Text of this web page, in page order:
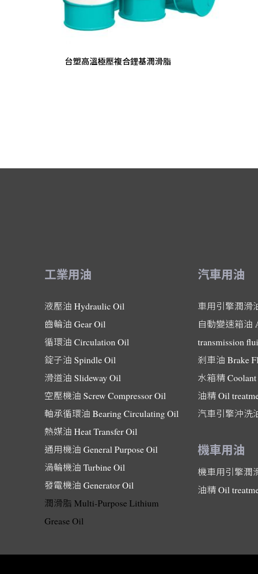
台塑高溫極壓複合鋰基潤滑脂
工業用油
液壓油 Hydraulic Oil
齒輪油 Gear Oil
循環油 Circulation Oil
錠子油 Spindle Oil
滑道油 Slideway Oil
空壓機油 Screw Compressor Oil
軸承循環油 Bearing Circulating Oil
熱媒油 Heat Transfer Oil
通用機油 General Purpose Oil
渦輪機油 Turbine Oil
發電機油 Generator Oil
潤滑脂 Multi-Purpose Lithium
Grease Oil
汽車用油
車用引擎潤滑
自動變速箱油
transmission
剎車油 Brake
水箱精Coolant
油精Oil
汽車引擎沖洗
機車用油
機車用引擎潤
油精Oil